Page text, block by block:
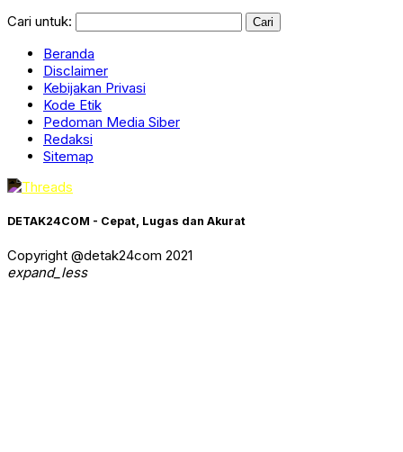
Cari untuk:
Beranda
Disclaimer
Kebijakan Privasi
Kode Etik
Pedoman Media Siber
Redaksi
Sitemap
DETAK24COM - Cepat, Lugas dan Akurat
Copyright @detak24com 2021
expand_less